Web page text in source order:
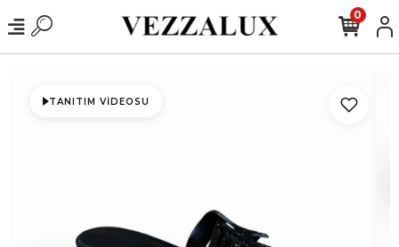
0
TANITIM VIDEOSU